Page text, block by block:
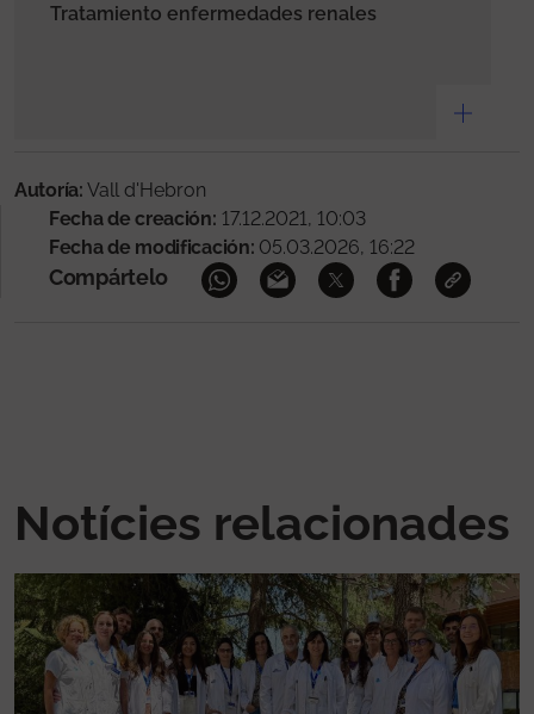
Tratamiento enfermedades renales
Autoría: Vall d'Hebron
Fecha de creación: 17.12.2021, 10:03
Fecha de modificación: 05.03.2026, 16:22
Compártelo
Notícies relacionades